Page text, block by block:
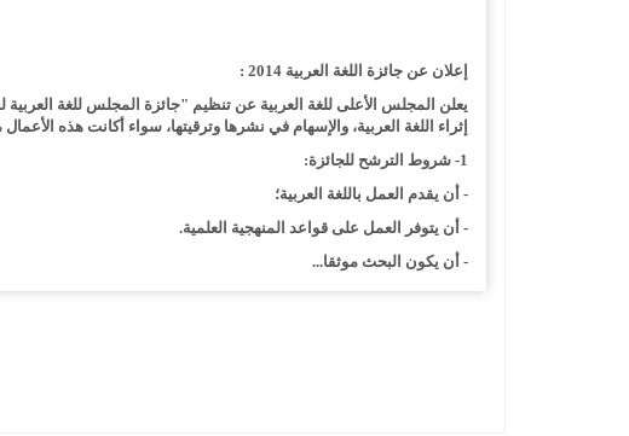
إعلان عن جائزة اللغة العربية 2014 :
إثراء اللغة العربية، والإسهام في نشرها وترقيتها، سواء أكانت هذه الأعمال
1- شروط الترشح للجائزة:
- أن يقدم العمل باللغة العربية؛
- أن يتوفر العمل على قواعد المنهجية العلمية.
- أن يكون البحث موثقا...